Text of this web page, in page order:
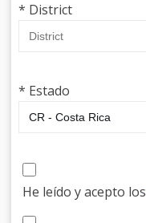
* District
* Estado
He leído y acepto los